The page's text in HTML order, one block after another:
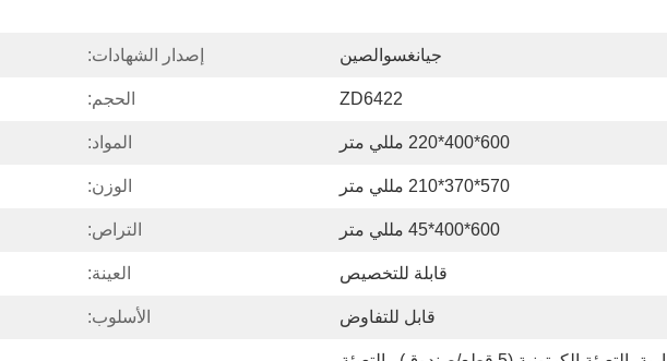
جيانغسوالصين إصدار الشهادات:
ZD6422 الحجم:
600*400*220 مللي متر المواد:
570*370*210 مللي متر الوزن:
600*400*45 مللي متر التراص:
قابلة للتخصيص العينة:
قابل للتفاوض الأسلوب: